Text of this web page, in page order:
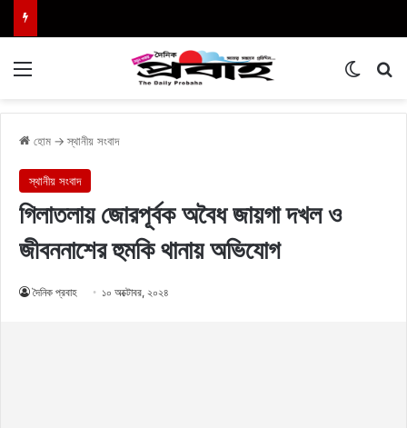
হোম → স্থানীয় সংবাদ
স্থানীয় সংবাদ
গিলাতলায় জোরপূর্বক অবৈধ জায়গা দখল ও
জীবননাশের হুমকি থানায় অভিযোগ
দৈনিক প্রবাহ ১০ অক্টোবর, ২০২৪